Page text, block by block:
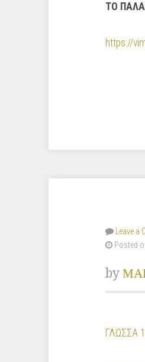
ΤΟ
https://
Leave
Posted
by
ΓΛΩΣΣΑ